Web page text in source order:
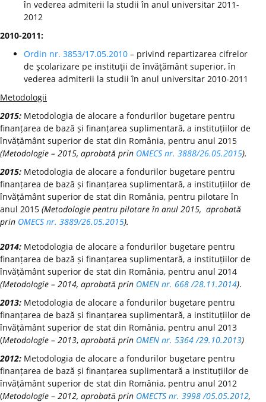
în vederea admiterii la studii în anul universitar 2011-
2012
2010-2011:
Ordin nr. 3853/17.05.2010 – privind repartizarea cifrelor
de şcolarizare pe instituţii de învăţământ superior, în
vederea admiterii la studii în anul universitar 2010-2011
Metodologii
2015: Metodologia de alocare a fondurilor bugetare pentru
finanțarea de bază și finanțarea suplimentară, a instituțiilor de
învățământ superior de stat din România, pentru anul 2015
(Metodologie – 2015, aprobată prin OMECS nr. 3888/26.05.2015).
2015: Metodologia de alocare a fondurilor bugetare pentru
finanțarea de bază și finanțarea suplimentară, a instituțiilor de
învățământ superior de stat din România, pentru pilotare în
anul 2015 (Metodologie pentru pilotare în anul 2015, aprobată
prin OMECS nr. 3889/26.05.2015).
2014: Metodologia de alocare a fondurilor bugetare pentru
finanțarea de bază și finanțarea suplimentară, a instituțiilor de
învățământ superior de stat din România, pentru anul 2014
(Metodologie – 2014, aprobată prin OMEN nr. 668 /28.11.2014).
2013: Metodologia de alocare a fondurilor bugetare pentru
finanțarea de bază și finanțarea suplimentară, a instituțiilor de
învățământ superior de stat din România, pentru anul 2013
(Metodologie – 2013, aprobată prin OMEN nr. 5364 /29.10.2013)
2012: Metodologia de alocare a fondurilor bugetare pentru
finanțarea de bază și finanțarea suplimentară a instituțiilor de
învățământ superior de stat din România, pentru anul 2012
(Metodologie – 2012, aprobată prin OMECTS nr. 3998 /05.05.2012,